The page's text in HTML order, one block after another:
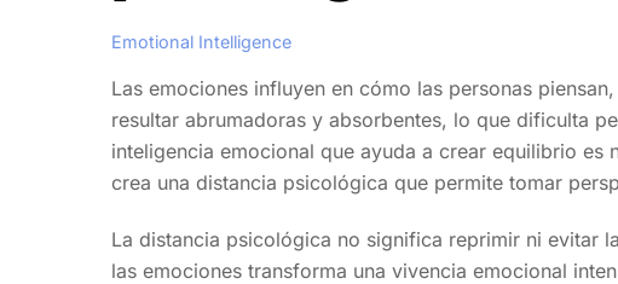
Emotional Intelligence
Las emociones influyen en cómo las personas
resultar abrumadoras y absorbentes, lo que dificulta
inteligencia emocional que ayuda a crear equilibrio
crea una distancia psicológica que permite tomar
La distancia psicológica no significa reprimir ni evitar
las emociones transforma una vivencia emocional